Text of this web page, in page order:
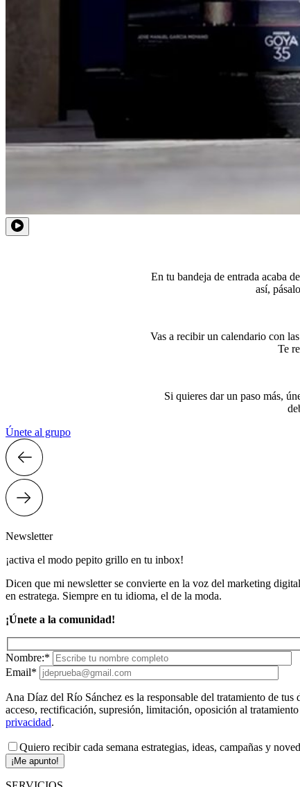
En tu bandeja de entrada acaba
así,
Vas a recibir un calendario con
Te
Si quieres dar un paso más,
Únete al grupo
Newsletter
¡activa el modo pepito grillo en tu inbox!
Dicen que mi newsletter se convierte en la voz del marketing
en estratega. Siempre en tu idioma, el de la moda.
¡Únete a la comunidad!
Nombre:*
Email*
Ana Díaz del Río Sánchez es la responsable del tratamiento de
acceso, rectificación, supresión, limitación, oposición al
privacidad.
Quiero recibir cada semana estrategias, ideas, campañas y
¡Me apunto!